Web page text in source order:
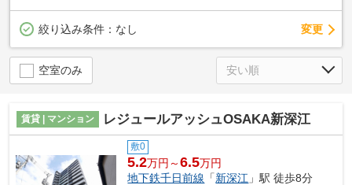
絞り込み条件： なし 変更
空室のみ
賃貸 | マンション レジュールアッシュOSAKA新深江
敷0
5.2万円～6.5万円
地下鉄千日前線 「新深江 」駅 徒歩8分